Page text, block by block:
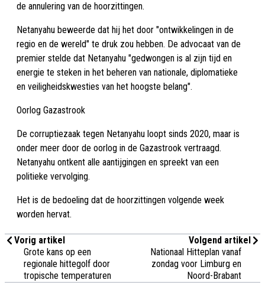
de annulering van de hoorzittingen.
Netanyahu beweerde dat hij het door "ontwikkelingen in de
regio en de wereld" te druk zou hebben. De advocaat van de
premier stelde dat Netanyahu "gedwongen is al zijn tijd en
energie te steken in het beheren van nationale, diplomatieke
en veiligheidskwesties van het hoogste belang".
Oorlog Gazastrook
De corruptiezaak tegen Netanyahu loopt sinds 2020, maar is
onder meer door de oorlog in de Gazastrook vertraagd.
Netanyahu ontkent alle aantijgingen en spreekt van een
politieke vervolging.
Het is de bedoeling dat de hoorzittingen volgende week
worden hervat.
Vorig artikel
Grote kans op een
regionale hittegolf door
tropische temperaturen
Volgend artikel
Nationaal Hitteplan vanaf
zondag voor Limburg en
Noord-Brabant